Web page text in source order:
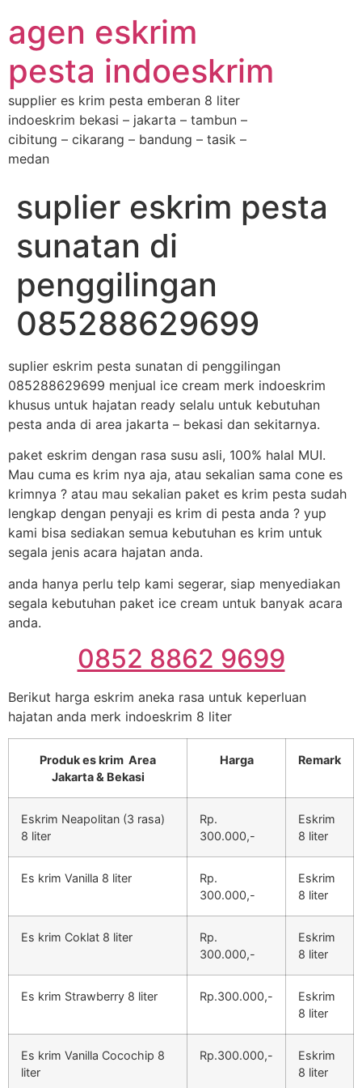
agen eskrim
pesta indoeskrim
supplier es krim pesta emberan 8 liter
indoeskrim bekasi – jakarta – tambun –
cibitung – cikarang – bandung – tasik –
medan
suplier eskrim pesta
sunatan di
penggilingan
085288629699
suplier eskrim pesta sunatan di penggilingan
085288629699 menjual ice cream merk indoeskrim
khusus untuk hajatan ready selalu untuk kebutuhan
pesta anda di area jakarta – bekasi dan sekitarnya.
paket eskrim dengan rasa susu asli, 100% halal MUI.
Mau cuma es krim nya aja, atau sekalian sama cone es
krimnya ? atau mau sekalian paket es krim pesta sudah
lengkap dengan penyaji es krim di pesta anda ? yup
kami bisa sediakan semua kebutuhan es krim untuk
segala jenis acara hajatan anda.
anda hanya perlu telp kami segerar, siap menyediakan
segala kebutuhan paket ice cream untuk banyak acara
anda.
0852 8862 9699
Berikut harga eskrim aneka rasa untuk keperluan
hajatan anda merk indoeskrim 8 liter
Produk es krim Area
Jakarta & Bekasi
Harga Remark
Eskrim Neapolitan (3 rasa)
8 liter
Rp.
300.000,-
Eskrim
8 liter
Es krim Vanilla 8 liter
Rp.
300.000,-
Eskrim
8 liter
Es krim Coklat 8 liter
Rp.
300.000,-
Eskrim
8 liter
Es krim Strawberry 8 liter Rp.300.000,-
Eskrim
8 liter
Es krim Vanilla Cocochip 8
liter
Rp.300.000,-
Eskrim
8 liter